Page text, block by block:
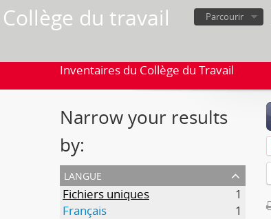
Collège du travail Parcourir
Inventaires du Collège du Travail
Narrow your results
by:
langue
Fichiers uniques
1
Français
1